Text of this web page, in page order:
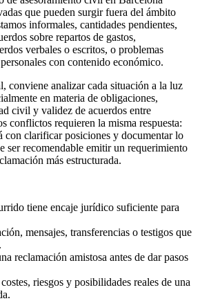
que pueden surgir fuera del ámbito
informales, cantidades pendientes,
sobre repartos de gastos,
verbales o escritos, o problemas
con contenido económico.
conviene analizar cada situación a la luz
en materia de obligaciones,
civil y validez de acuerdos entre
conflictos requieren la misma respuesta:
con clarificar posiciones y documentar lo
ser recomendable emitir un requerimiento
más estructurada.
tiene encaje jurídico suficiente para
mensajes, transferencias o testigos que
reclamación amistosa antes de dar pasos
riesgos y posibilidades reales de una